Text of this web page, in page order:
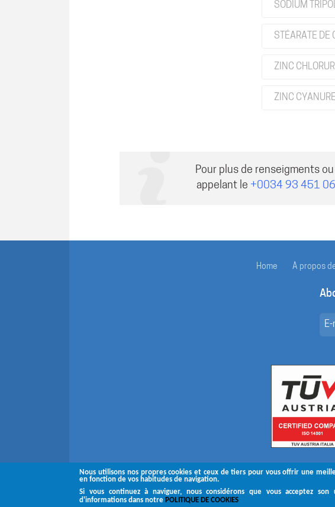
Nous utilisons nos propres cookies et ceux de tiers pour vous offrir une
en fonction de vos habitudes de navigation.
Si vous continuez à naviguer, nous considérons que vous acceptez
d'informations dans notre POLITIQUE DE COOKIES
SODIUM
STÉARATE DE
ZINC
ZINC CYANURE
Pour plus de renseigments
appelant le +0034 93 451
Home À propos